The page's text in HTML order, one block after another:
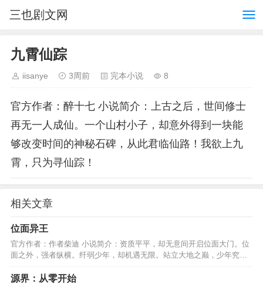
三也剧文网
九霄仙踪
iisanye 3周前 完本小说 8
官方作者：醉十七 小说简介：上古之后，世间修士
再无一人成仙。一个山村小子，却意外得到一块能
够改变时间的神秘石碑，从此君临仙路！我欲上九
霄，只为寻仙踪！
相关文章
位面异王
官方作者：作者柴迪 小说简介：资质平平，却无意间开启位面大门。位
面之外，强者纵横。纤弱少年，却机遇无限。站立大地之巅，少年究竟
能否找回真正的自己。…
源界：从零开始